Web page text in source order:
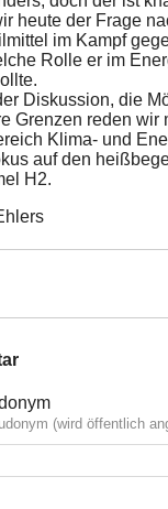
heute der Frage
im Kampf
Rolle er im
Diskussion, die
Grenzen reden wir
Klima- und
auf den
H2.
(wird öffentlich